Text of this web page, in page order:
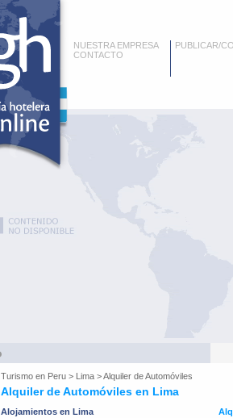
NUESTRA EMPRESA
CONTACTO
PUBLICAR/
Turismo en Peru > Lima >Alquiler de Automóviles
Alquiler de Automóviles en Lima
Alojamientos en Lima